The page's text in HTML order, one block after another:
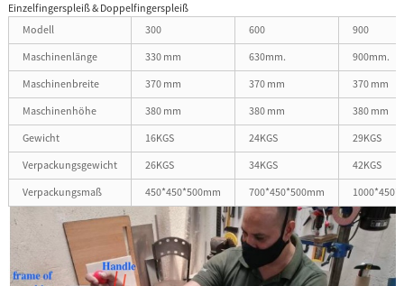
Einzelfingerspleiß & Doppelfingerspleiß
Modell
300 600
900
Maschinenlänge
330 mm 630mm.
900mm.
Maschinenbreite
370 mm 370 mm
370 mm
Maschinenhöhe
380 mm 380 mm
380 mm
Gewicht
16KGS 24KGS
29KGS
Verpackungsgewicht
26KGS 34KGS
42KGS
Verpackungsmaß
450*450*500mm 700*450*500mm